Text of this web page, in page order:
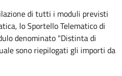
di tutti i moduli previsti
lo Sportello Telematico di
denominato "Distinta di
sono riepilogati gli importi da